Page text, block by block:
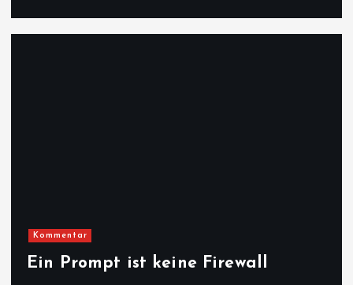
Kommentar
Ein Prompt ist keine Firewall